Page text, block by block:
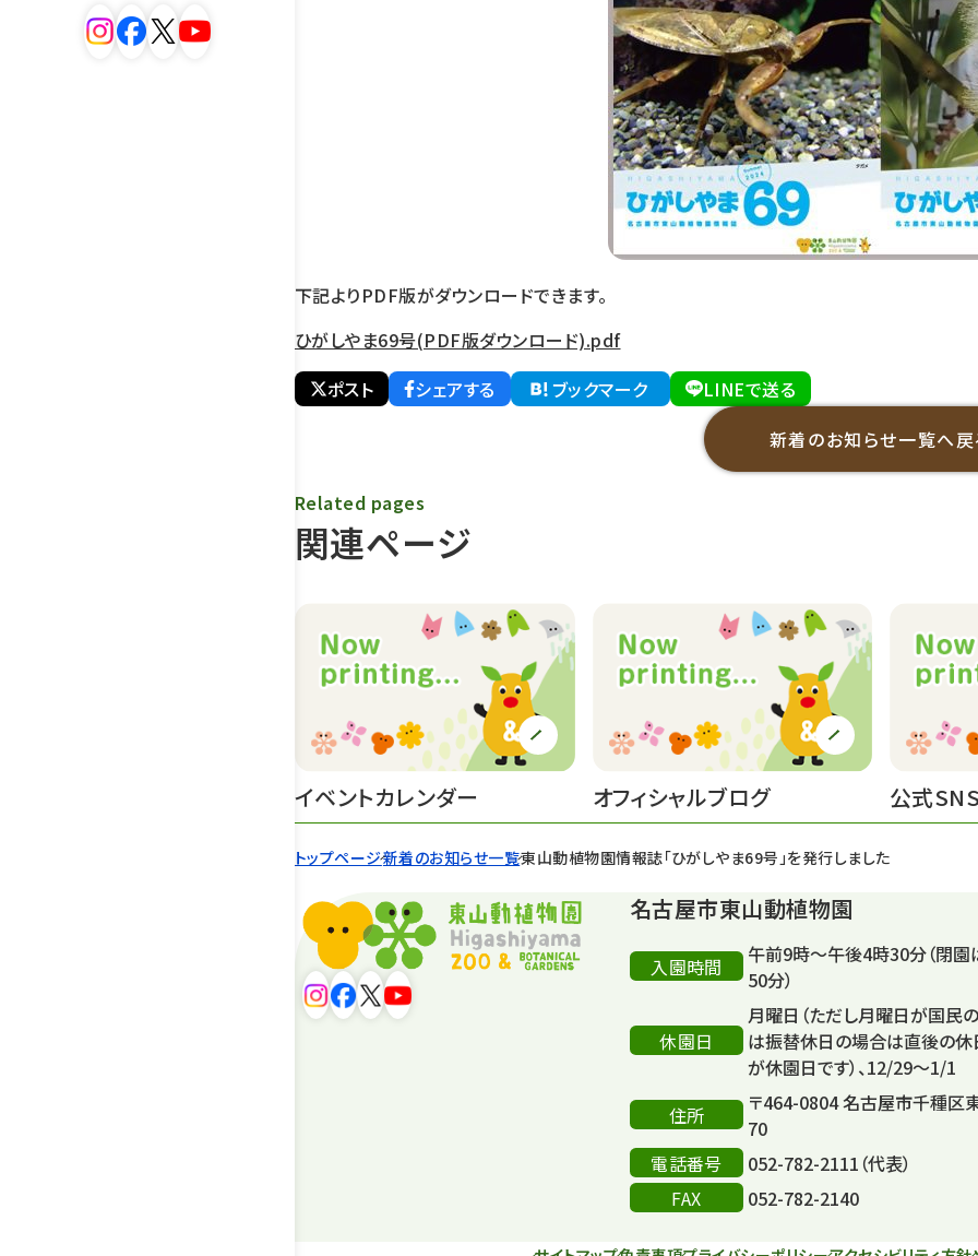
トップページ新着のお知らせ一覧東山動植物園情報誌「ひがしやま69号」を発行しました
下記よりPDF版がダウンロードできます。
ひがしやま69号(PDF版ダウンロード).pdf
ポスト
シェアする ブックマーク
LINEで送る
新着のお知らせ一覧へ
関連ページ
Related pages
イベントカレンダー オフィシャルブログ 公式
名古屋市東山動植物園
入園時間
午前9時～午後4時30分（閉
50分）
休園日
月曜日（ただし月曜日が国民
は振替休日の場合は直後の
が休園日です）、12/29～1/1
住所
〒464-0804 名古屋市千種区
70
電話番号
052-782-2111（代表）
FAX
052-782-2140